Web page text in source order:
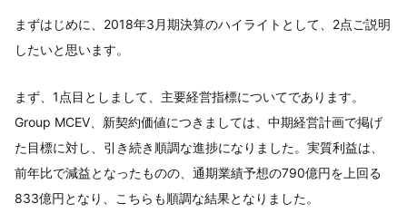
まずはじめに、2018年3月期決算のハイライトとして、2点ご説明
したいと思います。
まず、1点目としまして、主要経営指標についてであります。
Group MCEV、新契約価値につきましては、中期経営計画で掲げ
た目標に対し、引き続き順調な進捗になりました。実質利益は、
前年比で減益となったものの、通期業績予想の790億円を上回る
833億円となり、こちらも順調な結果となりました。